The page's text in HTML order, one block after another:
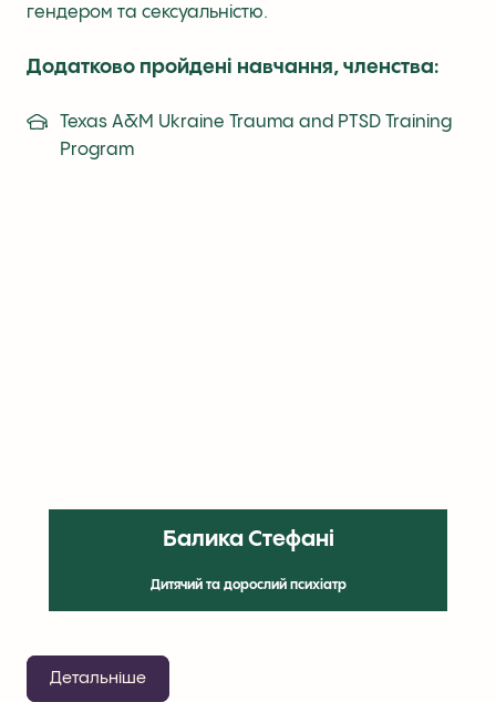
гендером та сексуальністю.
Додатково пройдені навчання, членства:
Texas A&M Ukraine Trauma and PTSD Training
Program
Балика Стефані
Дитячий та дорослий психіатр
Детальніше